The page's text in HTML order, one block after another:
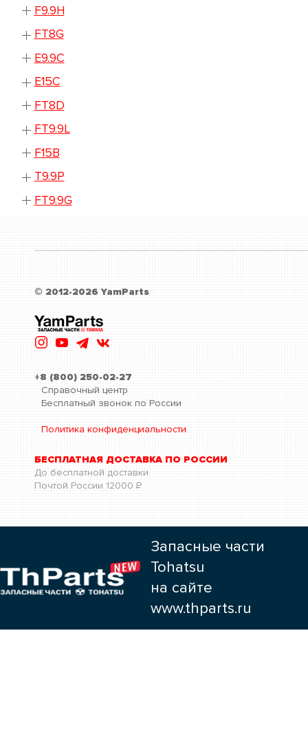
F9.9H
FT8G
E9.9C
E15C
FT8D
FT9.9L
F15B
T9.9P
FT9.9G
© 2012-2026 YamParts
+8 (800) 250-02-27
Справочный центр
Бесплатный звонок по России
Политика конфиденциальности
БЕСПЛАТНАЯ ДОСТАВКА ПО РОССИИ
До бесплатной доставки
Почтой России 12000 Р
Запасные части
Tohatsu
на сайте
www.thparts.ru